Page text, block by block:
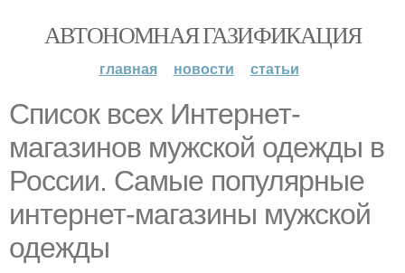
АВТОНОМНАЯ ГАЗИФИКАЦИЯ
главная новости статьи
Список всех Интернет-
магазинов мужской одежды в
России. Самые популярные
интернет-магазины мужской
одежды